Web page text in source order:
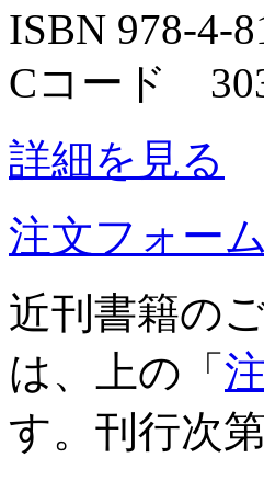
ISBN 978-4-
Cコード
詳細を見る
注文フォーム
近刊書籍の
は、上の「
す。刊行次